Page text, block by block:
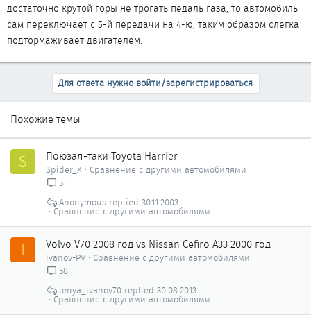
достаточно крутой горы не трогать педаль газа, то автомобиль
сам переключает с 5-й передачи на 4-ю, таким образом слегка
подтормаживает двигателем.
Для ответа нужно войти/зарегистрироваться
Похожие темы
S Поюзал-таки Toyota Harrier
Spider_X
Сравнение с другими автомобилями
5
Сравнение с другими автомобилями
30.11.2003
Anonymous
I Volvo V70 2008 год vs Nissan Cefiro A33 2000 год
Ivanov-PV
Сравнение с другими автомобилями
58
Сравнение с другими автомобилями
30.08.2013
lenya_ivanov70